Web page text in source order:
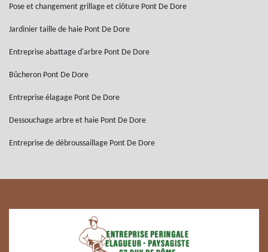
Pose et changement grillage et clôture Pont De Dore
Jardinier taille de haie Pont De Dore
Entreprise abattage d'arbre Pont De Dore
Bûcheron Pont De Dore
Entreprise élagage Pont De Dore
Dessouchage arbre et haie Pont De Dore
Entreprise de débroussaillage Pont De Dore